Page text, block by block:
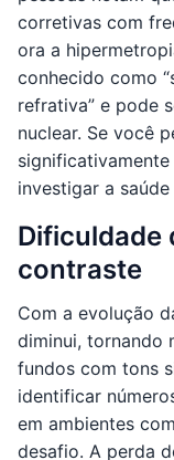
corretivas com
ora a
conhecido como
refrativa” e pode
nuclear. Se você
investigar a
Dificuldade
contraste
Com a evolução
diminui, tornando
fundos com tons
identificar
em ambientes
desafio. A perda